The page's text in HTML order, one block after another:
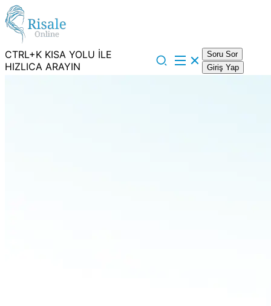
CTRL+K KISA YOLU İLE
HIZLICA ARAYIN
Soru Sor
Giriş Yap